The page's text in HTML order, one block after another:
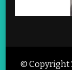
© Copyright